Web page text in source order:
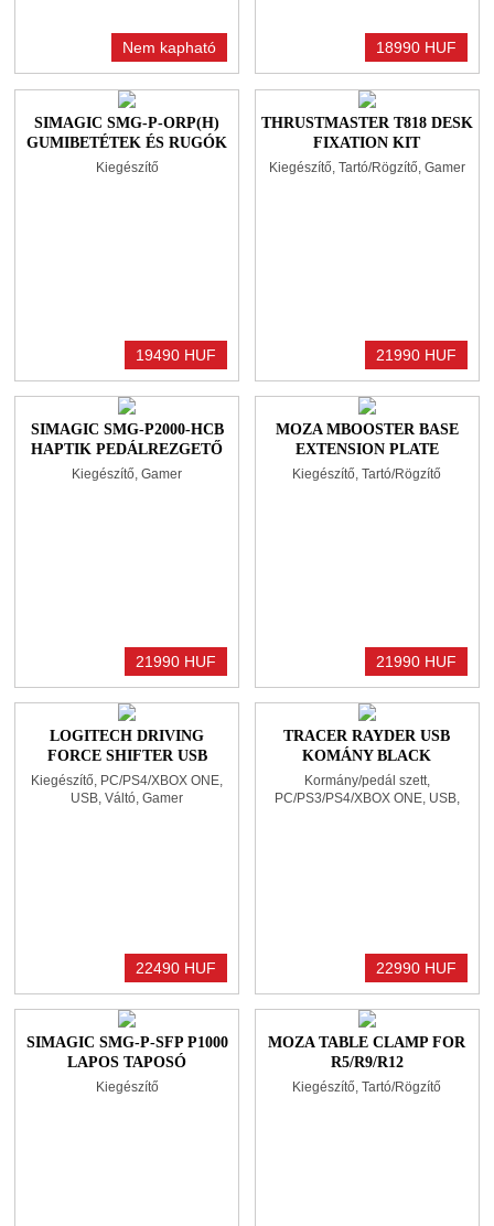
Nem kapható 18990 HUF
SIMAGIC SMG-P-ORP(H)
GUMIBETÉTEK ÉS RUGÓK
HIDRAULIKUS PELÁDHOZ
Kiegészítő
19490 HUF
THRUSTMASTER T818 DESK
FIXATION KIT
Kiegészítő, Tartó/Rögzítő, Gamer
21990 HUF
SIMAGIC SMG-P2000-HCB
HAPTIK PEDÁLREZGETŐ
VEZÉRLŐ
Kiegészítő, Gamer
21990 HUF
MOZA MBOOSTER BASE
EXTENSION PLATE
Kiegészítő, Tartó/Rögzítő
21990 HUF
LOGITECH DRIVING
FORCE SHIFTER USB
VÁLTÓ BLACK
Kiegészítő, PC/PS4/XBOX ONE,
USB, Váltó, Gamer
22490 HUF
TRACER RAYDER USB
KOMÁNY BLACK
Kormány/pedál szett,
PC/PS3/PS4/XBOX ONE, USB,
22990 HUF
SIMAGIC SMG-P-SFP P1000
LAPOS TAPOSÓ
Kiegészítő
MOZA TABLE CLAMP FOR
R5/R9/R12
Kiegészítő, Tartó/Rögzítő